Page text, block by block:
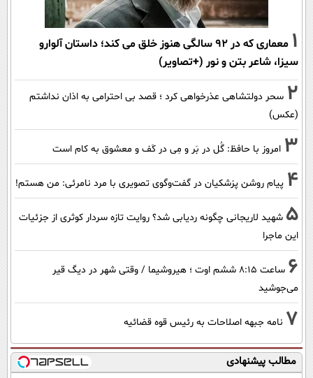
1
معماری که در 92 سالگی هنوز خلق می کند؛ داستان آلوارو
سیزا، شاعر بتن و نور (+تصاویر)
2 سحر دولتشاهی عذرخواهی کرد ؛ قصد بی احترامی به اذان نداشتم
(عکس)
3 امروز با حافظ: گُل در بَر و مِی در کَف و معشوق به کام است
4 پیام روشن پزشکیان در گفت‌و‌گوی تصویری با مرد نامرئی: من هستم!
5 شهید لاریجانی چگونه ردیابی شد؟ روایت تازه سردار کوثری از جزئیات
این ماجرا
6
ساعت ۸:۱۵ ششم اوت ؛ هیروشیما / وقتی شهر در دیگ قیر
می‌جوشید
7 نامه جبهه اصلاحات به رئیس قوه قضائیه
مطالب پیشنهادی